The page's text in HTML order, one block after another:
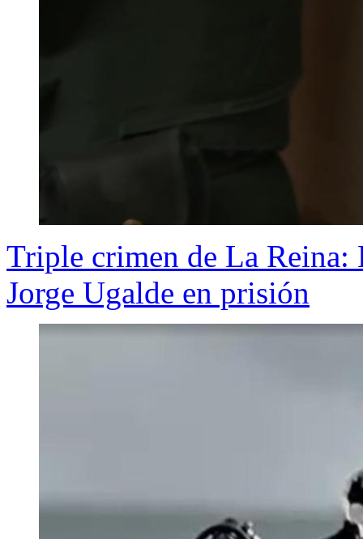
Triple crimen de La Reina:
Jorge Ugalde en prisión